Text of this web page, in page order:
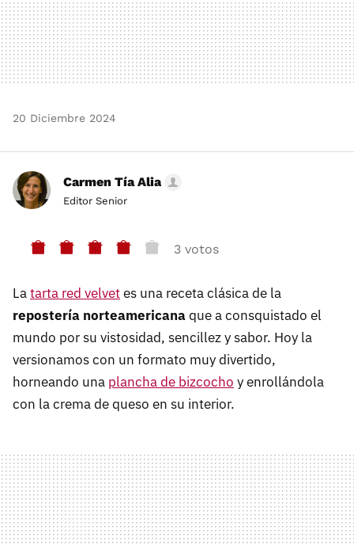
20 Diciembre 2024
Carmen Tía Alia
Editor Senior
3 votos
Latarta red velvetes una receta clásica de la
repostería norteamericanaque a consquistado el
mundo por su vistosidad, sencillez y sabor. Hoy la
versionamos con un formato muy divertido,
horneando una plancha de bizcocho y enrollándola
con la crema de queso en su interior.